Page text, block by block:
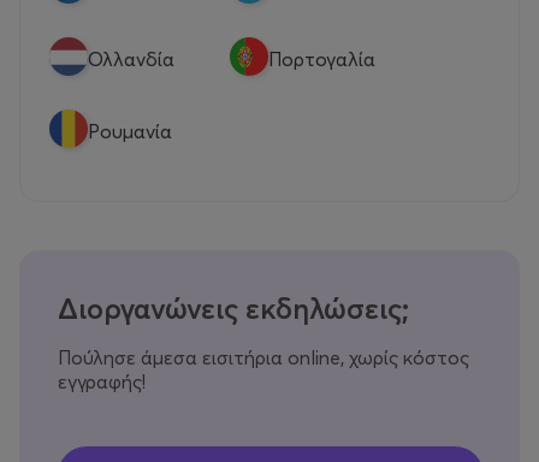
Ολλανδία Πορτογαλία
Ρουμανία
Διοργανώνεις εκδηλώσεις;
Πούλησε άμεσα εισιτήρια online, χωρίς κόστος
εγγραφής!